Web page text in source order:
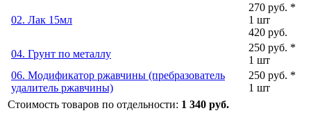
02. Лак 15мл
270 руб. *
1 шт
420 руб.
04. Грунт по металлу
250 руб. *
1 шт
06. Модификатор ржавчины (пребразователь
удалитель ржавчины)
250 руб. *
1 шт
Стоимость товаров по отдельности: 1 340 руб.